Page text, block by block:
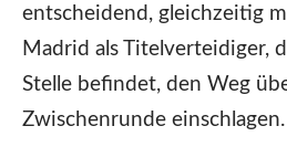
entscheidend, gleichzeitig
Madrid als Titelverteidiger,
Stelle befindet, den Weg
Zwischenrunde einschlagen.